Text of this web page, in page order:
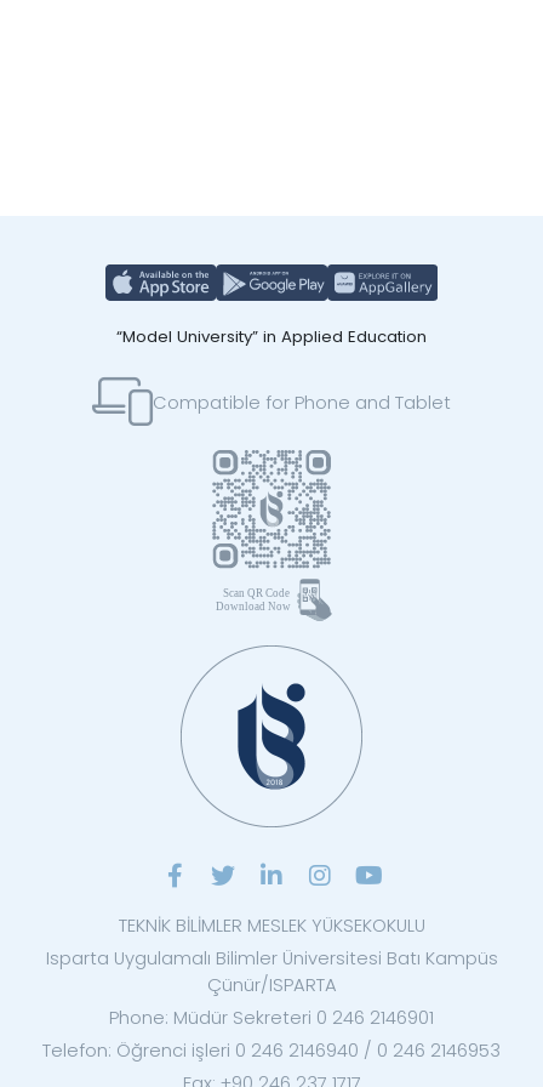
“Model University” in Applied Education
Compatible for Phone and Tablet
TEKNİK BİLİMLER MESLEK YÜKSEKOKULU
Isparta Uygulamalı Bilimler Üniversitesi Batı Kampüs
Çünür/ISPARTA
Phone: Müdür Sekreteri 0 246 2146901
Telefon: Öğrenci işleri 0 246 2146940 / 0 246 2146953